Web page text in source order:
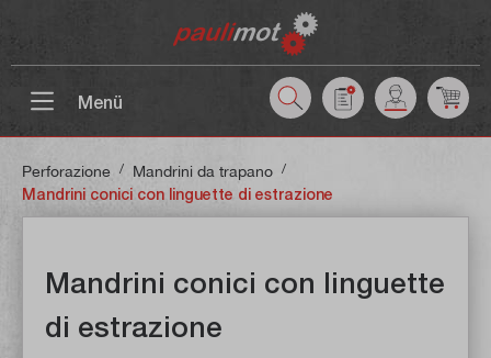
Menü
Perforazione / Mandrini da trapano /
Mandrini conici con linguette di estrazione
Mandrini conici con linguette
di estrazione